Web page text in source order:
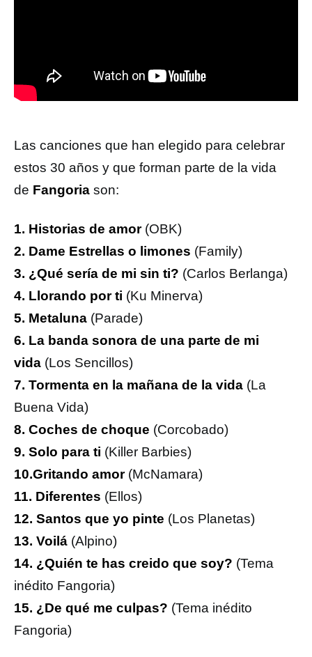
Las canciones que han elegido para celebrar
estos 30 años y que forman parte de la vida
de Fangoria son:
1. Historias de amor(OBK)
2. Dame Estrellas o limones (Family)
3. ¿Qué sería de mi sin ti? (Carlos Berlanga)
4. Llorando por ti (Ku Minerva)
5. Metaluna (Parade)
6. La banda sonora de una parte de mi
vida (Los Sencillos)
7. Tormenta en la mañana de la vida (La
Buena Vida)
8. Coches de choque (Corcobado)
9. Solo para ti (Killer Barbies)
10.Gritando amor (McNamara)
11. Diferentes (Ellos)
12. Santos que yo pinte (Los Planetas)
13. Voilá (Alpino)
14. ¿Quién te has creido que soy? (Tema
inédito Fangoria)
15. ¿De qué me culpas? (Tema inédito
Fangoria)